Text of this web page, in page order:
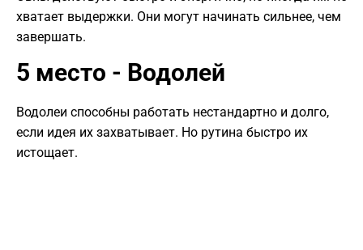
хватает выдержки. Они могут начинать сильнее, чем
завершать.
5 место - Водолей
Водолеи способны работать нестандартно и долго,
если идея их захватывает. Но рутина быстро их
истощает.